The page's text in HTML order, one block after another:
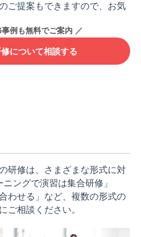
ご提案もできますので、お気
について相談する
研修は、さまざまな形式に対
ングで演習は集合研修」
わせる」など、複数の形式の
ご相談ください。